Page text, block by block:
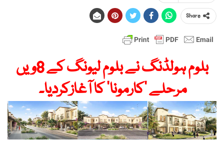
Share
بلوم ہولڈنگ نے بلوم لیونگ کے 8ویں
مرحلے ‘کارمونا’ کا آغازکردیا۔